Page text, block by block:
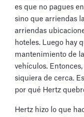
es que no pagues
sino que arriendas
arriendas
hoteles. Luego hay
mantenimiento de
vehículos.
siquiera de cerca.
por qué Hertz
Hertz hizo lo que